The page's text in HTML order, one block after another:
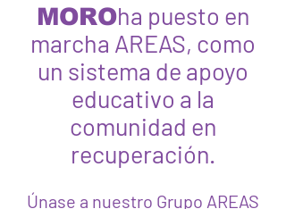
MOROha puesto en
marcha AREAS, como
un sistema de apoyo
educativo a la
comunidad en
recuperación.
Únase a nuestro Grupo AREAS